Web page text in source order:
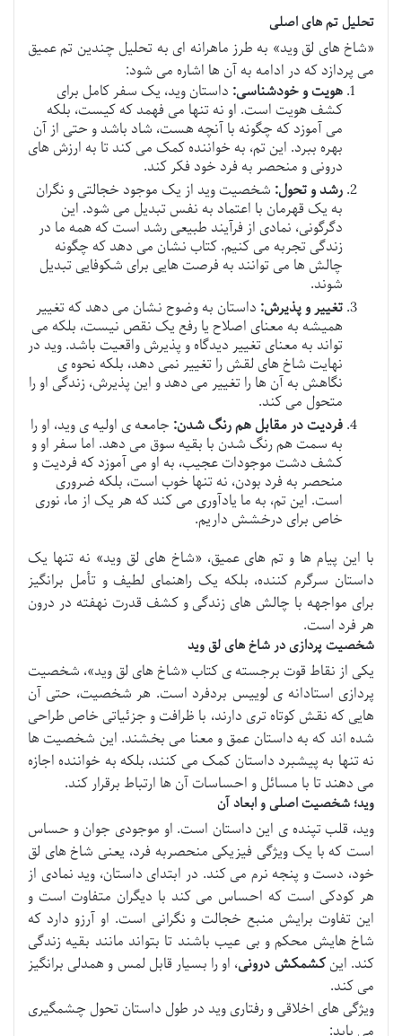
تحلیل تم های اصلی
«شاخ های لق وید» به طرز ماهرانه ای به تحلیل چندین تم عمیق
می پردازد که در ادامه به آن ها اشاره می شود:
هویت و خودشناسی: داستان وید، یک سفر کامل برای
کشف هویت است. او نه تنها می فهمد که کیست، بلکه
می آموزد که چگونه با آنچه هست، شاد باشد و حتی از آن
بهره ببرد. این تم، به خواننده کمک می کند تا به ارزش های
درونی و منحصر به فرد خود فکر کند.
رشد و تحول: شخصیت وید از یک موجود خجالتی و نگران
به یک قهرمان با اعتماد به نفس تبدیل می شود. این
دگرگونی، نمادی از فرآیند طبیعی رشد است که همه ما در
زندگی تجربه می کنیم. کتاب نشان می دهد که چگونه
چالش ها می توانند به فرصت هایی برای شکوفایی تبدیل
شوند.
تغییر و پذیرش: داستان به وضوح نشان می دهد که تغییر
همیشه به معنای اصلاح یا رفع یک نقص نیست، بلکه می
تواند به معنای تغییر دیدگاه و پذیرش واقعیت باشد. وید در
نهایت شاخ های لقش را تغییر نمی دهد، بلکه نحوه ی
نگاهش به آن ها را تغییر می دهد و این پذیرش، زندگی او را
متحول می کند.
فردیت در مقابل هم رنگ شدن: جامعه ی اولیه ی وید، او را
به سمت هم رنگ شدن با بقیه سوق می دهد. اما سفر او و
کشف دشت موجودات عجیب، به او می آموزد که فردیت و
منحصر به فرد بودن، نه تنها خوب است، بلکه ضروری
است. این تم، به ما یادآوری می کند که هر یک از ما، نوری
خاص برای درخشش داریم.
با این پیام ها و تم های عمیق، «شاخ های لق وید» نه تنها یک
داستان سرگرم کننده، بلکه یک راهنمای لطیف و تأمل برانگیز
برای مواجهه با چالش های زندگی و کشف قدرت نهفته در درون
هر فرد است.
شخصیت پردازی در شاخ های لق وید
یکی از نقاط قوت برجسته ی کتاب «شاخ های لق وید»، شخصیت
پردازی استادانه ی لوییس بردفرد است. هر شخصیت، حتی آن
هایی که نقش کوتاه تری دارند، با ظرافت و جزئیاتی خاص طراحی
شده اند که به داستان عمق و معنا می بخشند. این شخصیت ها
نه تنها به پیشبرد داستان کمک می کنند، بلکه به خواننده اجازه
می دهند تا با مسائل و احساسات آن ها ارتباط برقرار کند.
وید؛ شخصیت اصلی و ابعاد آن
وید، قلب تپنده ی این داستان است. او موجودی جوان و حساس
است که با یک ویژگی فیزیکی منحصربه فرد، یعنی شاخ های لق
خود، دست و پنجه نرم می کند. در ابتدای داستان، وید نمادی از
هر کودکی است که احساس می کند با دیگران متفاوت است و
این تفاوت برایش منبع خجالت و نگرانی است. او آرزو دارد که
شاخ هایش محکم و بی عیب باشند تا بتواند مانند بقیه زندگی
کند. اینکشمکش درونی، او را بسیار قابل لمس و همدلی برانگیز
می کند.
ویژگی های اخلاقی و رفتاری وید در طول داستان تحول چشمگیری